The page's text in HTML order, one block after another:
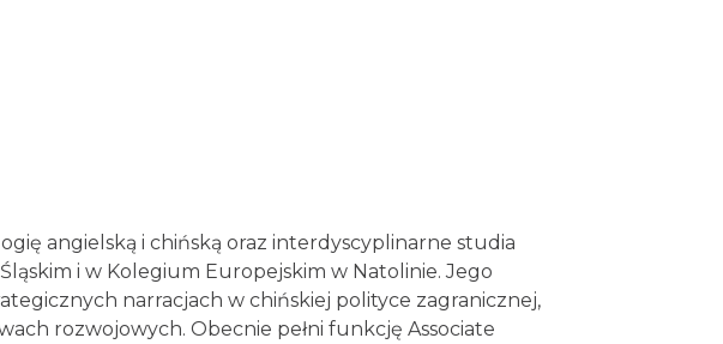
angielską i chińską oraz interdyscyplinarne studia
i w Kolegium Europejskim w Natolinie. Jego
narracjach w chińskiej polityce zagranicznej,
rozwojowych. Obecnie pełni funkcję Associate